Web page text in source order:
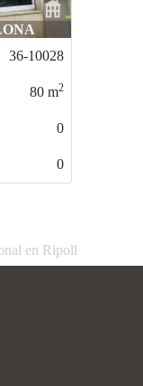
36-10028
80 m2
0
0
en Ripoll